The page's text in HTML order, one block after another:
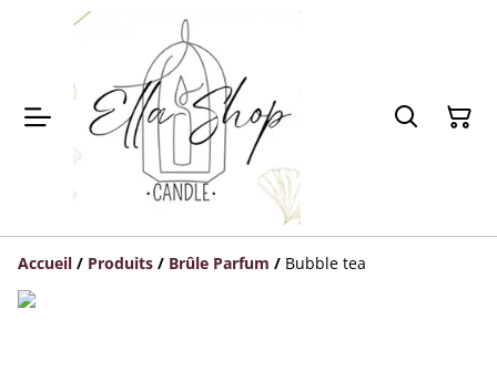
Accueil / Produits / Brûle Parfum / Bubble tea